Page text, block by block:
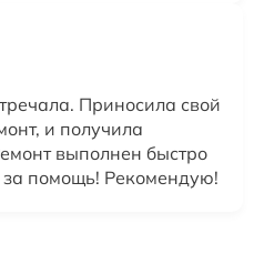
Приносила свой
и получила
выполнен быстро
за помощь! Рекомендую!